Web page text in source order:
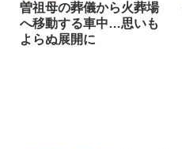
曽祖母の葬儀から火葬場
へ移動する車中…思いも
よらぬ展開に